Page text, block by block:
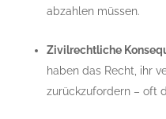
abzahlen müssen.
Zivilrechtliche
haben das Recht, ihr
zurückzufordern – oft